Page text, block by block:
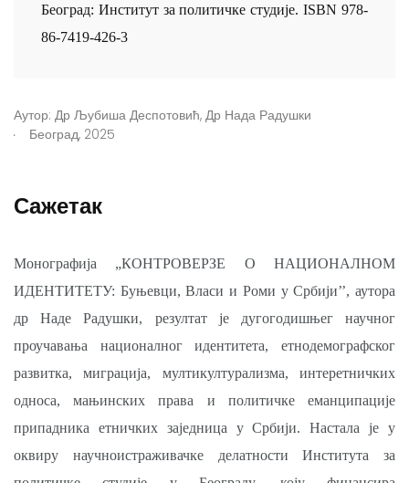
Београд: Институт за политичке студије. ISBN 978-
86-7419-426-3
Аутор: Др Љубиша Деспотовић, Др Нада Радушки
.
Београд, 2025
Сажетак
Монографија „КОНТРОВЕРЗЕ О НАЦИОНАЛНОМ
ИДЕНТИТЕТУ: Буњевци, Власи и Роми у Србији’’, аутора
др Наде Радушки, резултат је дугогодишњег научног
проучавања националног идентитета, етнодемографског
развитка, миграција, мултикултурализма, интеретничких
односа, мањинских права и политичке еманципације
припадника етничких заједница у Србији. Настала је у
оквиру научноистраживачке делатности Института за